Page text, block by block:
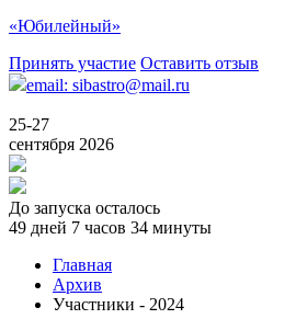
«Юбилейный»
Принять участие Оставить отзыв
email: sibastro@mail.ru
25-27
сентября 2026
До запуска осталось
49 дней 7 часов 34 минуты
Главная
Архив
Участники - 2024